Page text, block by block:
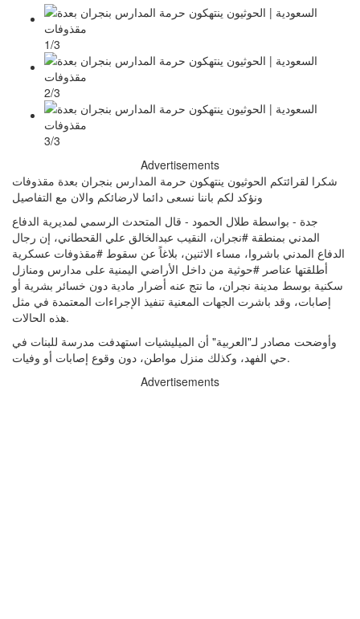
1/3
2/3
3/3
Advertisements
شكرا لقرائتكم الحوثيون ينتهكون حرمة المدارس بنجران بعدة مقذوفات
ونؤكد لكم باننا نسعى دائما لارضائكم والان مع التفاصيل
جدة - بواسطة طلال الحمود - قال المتحدث الرسمي لمديرية الدفاع
المدني بمنطقة #نجران، النقيب عبدالخالق علي القحطاني، إن رجال
الدفاع المدني باشروا، مساء الاثنين، بلاغاً عن سقوط #مقذوفات عسكرية
أطلقتها عناصر #حوثية من داخل الأراضي اليمنية على مدارس ومنازل
سكنية بوسط مدينة نجران، ما نتج عنه أضرار مادية دون خسائر بشرية أو
إصابات، وقد باشرت الجهات المعنية تنفيذ الإجراءات المعتمدة في مثل
هذه الحالات.
وأوضحت مصادر لـ"العربية" أن الميليشيات استهدفت مدرسة للبنات في
حي الفهد، وكذلك منزل مواطن، دون وقوع إصابات أو وفيات.
Advertisements